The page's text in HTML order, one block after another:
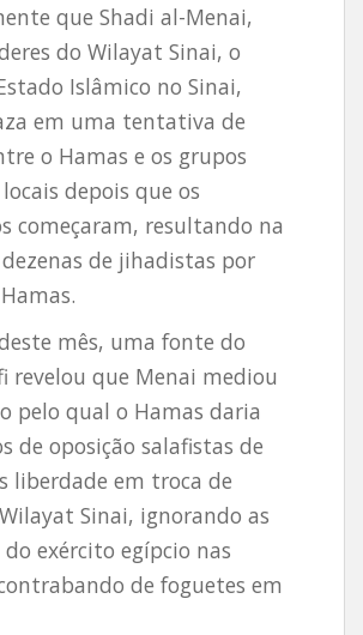
que Shadi al-Menai,
do Wilayat Sinai, o
Islâmico no Sinai,
em uma tentativa de
o Hamas e os grupos
depois que os
começaram, resultando na
de jihadistas por
mês, uma fonte do
revelou que Menai mediou
pelo qual o Hamas daria
de oposição salafistas de
liberdade em troca de
Sinai, ignorando as
do exército egípcio nas
de foguetes em